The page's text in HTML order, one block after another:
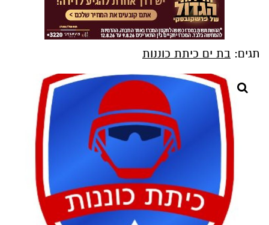
תגים: בת ים כיתת כוננות